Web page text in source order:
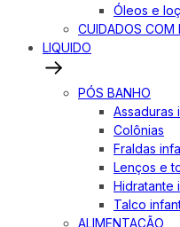
Óleos e
CUIDADOS COM
LIQUIDO
PÓS BANHO
Assaduras
Colônias
Fraldas
Lenços e
Hidratante
Talco
ALIMENTAÇÃO